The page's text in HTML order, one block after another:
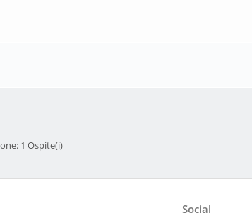
1 Ospite(i)
Social